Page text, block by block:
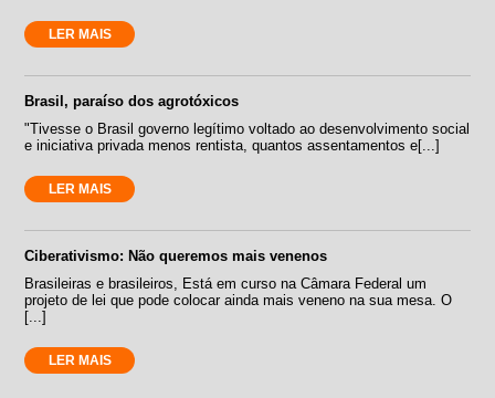
LER MAIS
Brasil, paraíso dos agrotóxicos
"Tivesse o Brasil governo legítimo voltado ao desenvolvimento social
e iniciativa privada menos rentista, quantos assentamentos e[...]
LER MAIS
Ciberativismo: Não queremos mais venenos
Brasileiras e brasileiros, Está em curso na Câmara Federal um
projeto de lei que pode colocar ainda mais veneno na sua mesa. O
[...]
LER MAIS